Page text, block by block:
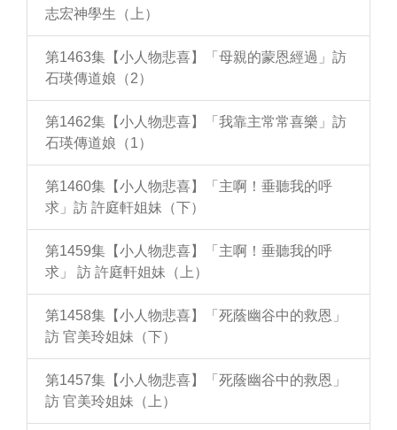
志宏神學生（上）
第1463集【小人物悲喜】「母親的蒙恩經過」訪
石瑛傳道娘（2）
第1462集【小人物悲喜】「我靠主常常喜樂」訪
石瑛傳道娘（1）
第1460集【小人物悲喜】「主啊！垂聽我的呼
求」訪 許庭軒姐妹（下）
第1459集【小人物悲喜】「主啊！垂聽我的呼
求」 訪 許庭軒姐妹（上）
第1458集【小人物悲喜】「死蔭幽谷中的救恩」
訪 官美玲姐妹（下）
第1457集【小人物悲喜】「死蔭幽谷中的救恩」
訪 官美玲姐妹（上）